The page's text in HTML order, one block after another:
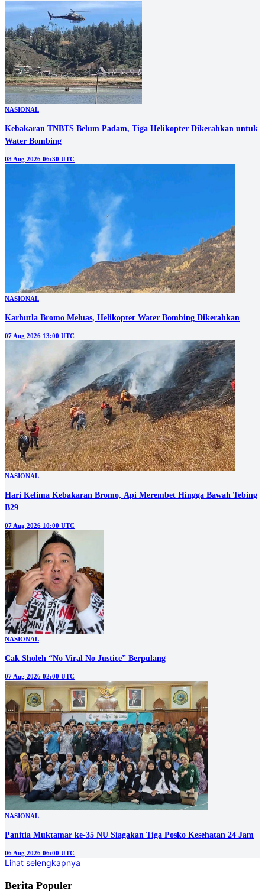
NASIONAL
Kebakaran TNBTS Belum Padam, Tiga Helikopter Dikerahkan untuk
Water Bombing
08 Aug 2026 06:30 UTC
NASIONAL
Karhutla Bromo Meluas, Helikopter Water Bombing Dikerahkan
07 Aug 2026 13:00 UTC
NASIONAL
Hari Kelima Kebakaran Bromo, Api Merembet Hingga Bawah Tebing
B29
07 Aug 2026 10:00 UTC
NASIONAL
Cak Sholeh “No Viral No Justice” Berpulang
07 Aug 2026 02:00 UTC
NASIONAL
Panitia Muktamar ke-35 NU Siagakan Tiga Posko Kesehatan 24 Jam
06 Aug 2026 06:00 UTC
Lihat selengkapnya
Berita Populer